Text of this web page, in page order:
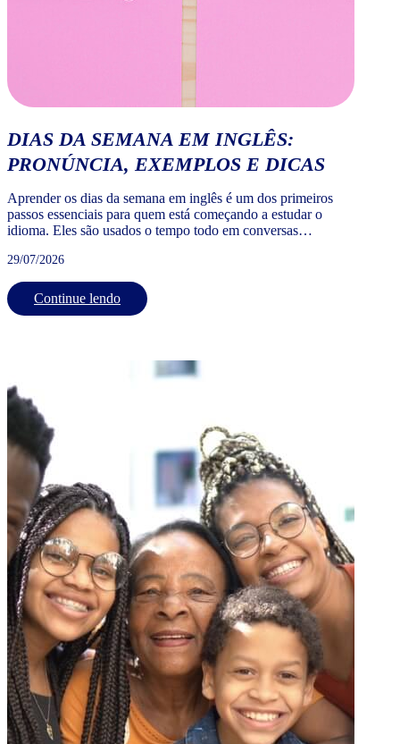
DIAS DA SEMANA EM INGLÊS:
PRONÚNCIA, EXEMPLOS E DICAS
Aprender os dias da semana em inglês é um dos primeiros
passos essenciais para quem está começando a estudar o
idioma. Eles são usados o tempo todo em conversas
em mensagens simples. Dominar os dias da semana em
inglês com tradução, pronúncia e uso correto vai te […]
29/07/2026
Continue lendo